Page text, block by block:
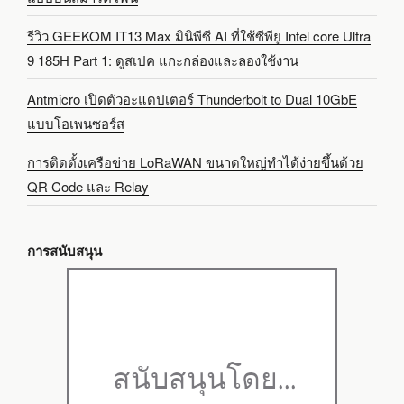
รีวิว GEEKOM IT13 Max มินิพีซี AI ที่ใช้ซีพียู Intel core Ultra
9 185H Part 1: ดูสเปค แกะกล่องและลองใช้งาน
Antmicro เปิดตัวอะแดปเตอร์ Thunderbolt to Dual 10GbE
แบบโอเพนซอร์ส
การติดตั้งเครือข่าย LoRaWAN ขนาดใหญ่ทำได้ง่ายขึ้นด้วย
QR Code และ Relay
การสนับสนุน